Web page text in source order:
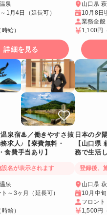
泉
1月4日（延長可）
時給）
詳細を見る
山口県
10月8日
業務全般
1,100円
温泉宿♨／働きやすさ抜
求人♪【寮費無料・
食費手当あり】
名が表示されます
泉
～3ヶ月（延長可）
時給）
日本の夕
【山口県
務で生活
登録後、
山口県
10月中
フロント
1,500円